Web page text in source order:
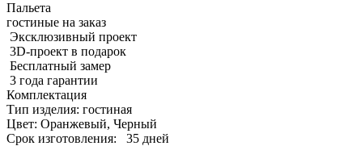
Пальета
гостиные на заказ
Эксклюзивный проект
3D-проект в подарок
Бесплатный замер
3 года гарантии
Комплектация
Тип изделия: гостиная
Цвет: Оранжевый, Черный
Срок изготовления:
35 дней